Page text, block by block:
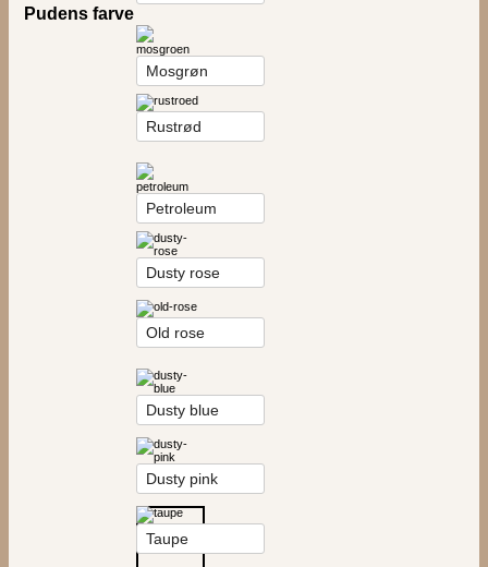
Pudens farve
Mosgrøn
Rustrød
Petroleum
Dusty rose
Old rose
Dusty blue
Dusty pink
Taupe